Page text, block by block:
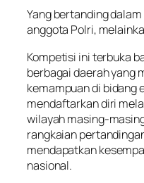
Yang bertanding
anggota Polri,
Kompetisi ini terbuka
berbagai daerah yang
kemampuan di bidang
mendaftarkan diri
wilayah masing-
rangkaian
mendapatkan
nasional.